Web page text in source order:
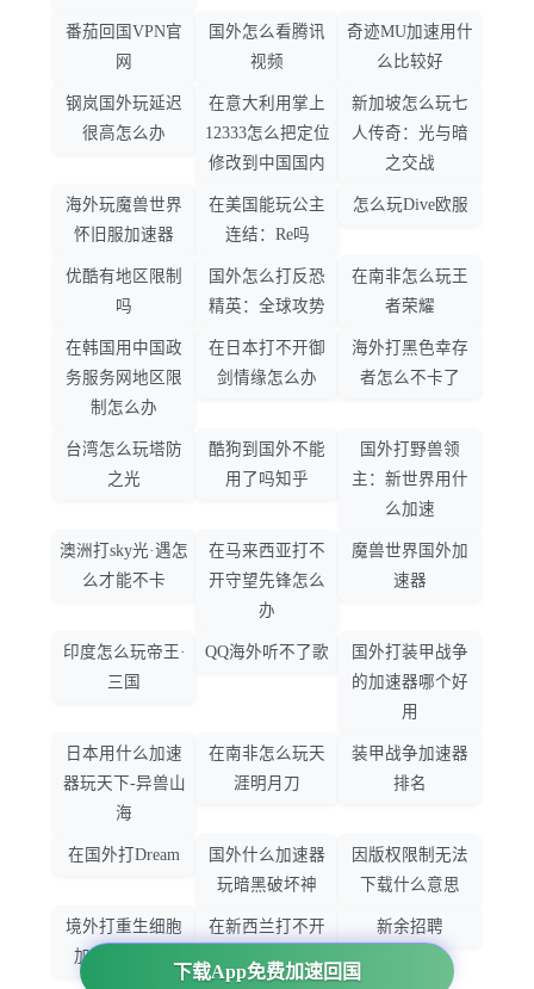
下载App免费加速回国
番茄回国VPN官
网
国外怎么看腾讯
视频
奇迹MU加速用什
么比较好
钢岚国外玩延迟
很高怎么办
在意大利用掌上
12333怎么把定位
修改到中国国内
新加坡怎么玩七
人传奇：光与暗
之交战
海外玩魔兽世界
怀旧服加速器
在美国能玩公主
连结：Re吗
怎么玩Dive欧服
优酷有地区限制
吗
国外怎么打反恐
精英：全球攻势
在南非怎么玩王
者荣耀
在韩国用中国政
务服务网地区限
制怎么办
在日本打不开御
剑情缘怎么办
海外打黑色幸存
者怎么不卡了
台湾怎么玩塔防
之光
酷狗到国外不能
用了吗知乎
国外打野兽领
主：新世界用什
么加速
澳洲打sky光·遇怎
么才能不卡
在马来西亚打不
开守望先锋怎么
办
魔兽世界国外加
速器
印度怎么玩帝王·
三国
QQ海外听不了歌
国外打装甲战争
的加速器哪个好
用
日本用什么加速
器玩天下-异兽山
海
在南非怎么玩天
涯明月刀
装甲战争加速器
排名
在国外打Dream
国外什么加速器
玩暗黑破坏神
因版权限制无法
下载什么意思
境外打重生细胞
加速器哪个好
在新西兰打不开
大智慧怎么办
新余招聘